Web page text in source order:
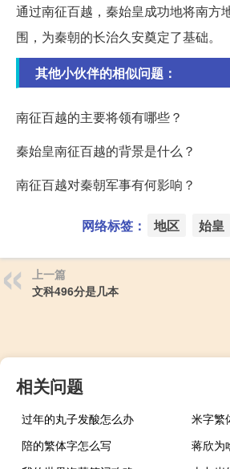
通过南征百越，秦始皇成功地将南方
围，为秦朝的长治久安奠定了基础。
其他小伙伴的相似问题：
南征百越的主要将领有哪些？
秦始皇南征百越的背景是什么？
南征百越对秦朝军事有何影响？
网络标签： 地区 始皇
上一篇
文科496分是几本
相关问题
过年的丸子发酸怎么办
米字繁
陪的繁体字怎么写
蒋欣为